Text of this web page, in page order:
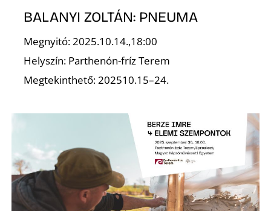
BALANYI ZOLTÁN: PNEUMA
Megnyitó: 2025.10.14.,18:00
Helyszín: Parthenón-fríz Terem
Megtekinthető: 202510.15–24.